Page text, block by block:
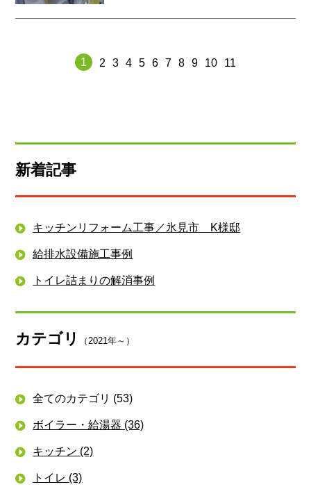
1 2 3 4 5 6 7 8 9 10 11
新着記事
キッチンリフォーム工事／氷見市 K様邸
給排水設備施工事例
トイレ詰まりの解消事例
カテゴリ （2021年～）
全てのカテゴリ (53)
ボイラー・給湯器 (36)
キッチン (2)
トイレ (3)